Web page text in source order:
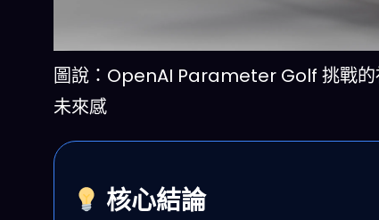
圖說：OpenAI Parameter Golf 挑戰的
未來感
核心結論